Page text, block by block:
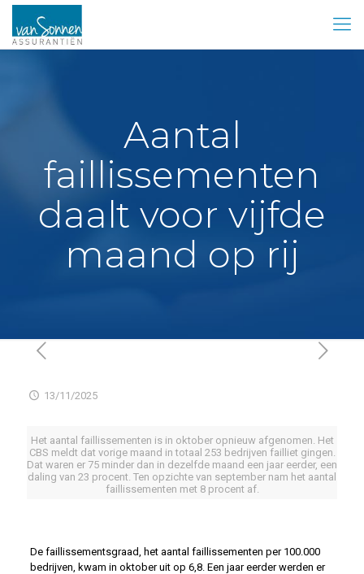
Aantal
faillissementen
daalt voor vijfde
maand op rij
13/11/2025
Het aantal faillissementen is in oktober opnieuw afgenomen. Het
CBS meldt dat vorige maand in totaal 253 bedrijven failliet gingen.
Dat waren er 75 minder dan in dezelfde maand een jaar eerder, een
daling van 23 procent. Ten opzichte van september nam het aantal
faillissementen met 8 procent af.
De faillissementsgraad, het aantal faillissementen per 100.000
bedrijven, kwam in oktober uit op 6,8. Een jaar eerder werden er